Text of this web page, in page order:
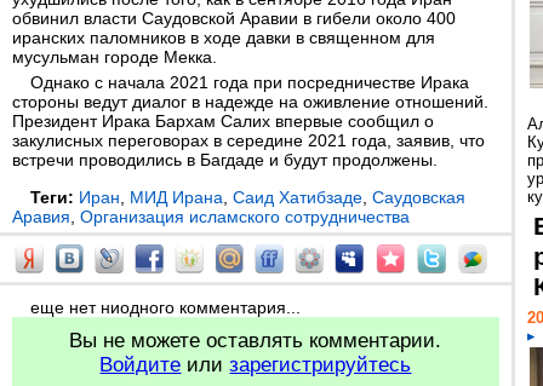
обвинил власти Саудовской Аравии в гибели около 400
иранских паломников в ходе давки в священном для
мусульман городе Мекка.
Однако с начала 2021 года при посредничестве Ирака
стороны ведут диалог в надежде на оживление отношений.
Президент Ирака Бархам Салих впервые сообщил о
закулисных переговорах в середине 2021 года, заявив, что
встречи проводились в Багдаде и будут продолжены.
Теги: Иран МИД Ирана Саид Хатибзаде Саудовская
Аравия Организация исламского сотрудничества
еще нет ниодного комментария...
Вы не можете оставлять комментарии.
Войдите илизарегистрируйтесь